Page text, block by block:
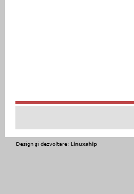
Design şi dezvoltare: Linuxship